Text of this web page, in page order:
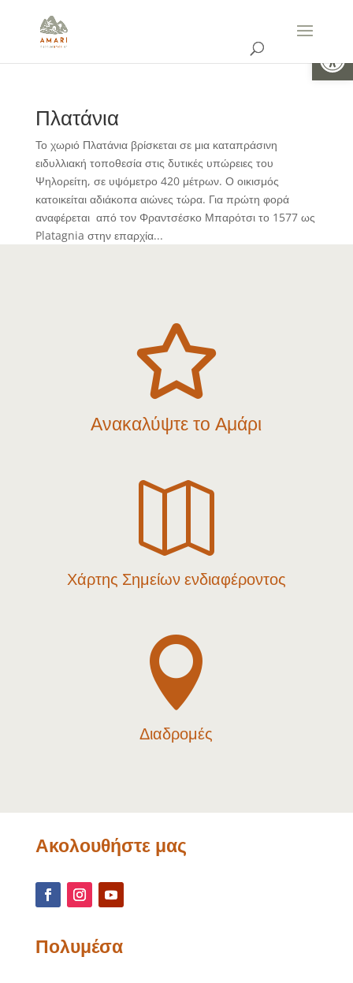
Πλατάνια
Το χωριό Πλατάνια βρίσκεται σε μια καταπράσινη
ειδυλλιακή τοποθεσία στις δυτικές υπώρειες του
Ψηλορείτη, σε υψόμετρο 420 μέτρων. Ο οικισμός
κατοικείται αδιάκοπα αιώνες τώρα. Για πρώτη φορά
αναφέρεται από τον Φραντσέσκο Μπαρότσι το 1577 ως
Platagnia στην επαρχία...

Ανακαλύψτε το Αμάρι

Χάρτης Σημείων ενδιαφέροντος

Διαδρομές
Ακολουθήστε μας
Πολυμέσα